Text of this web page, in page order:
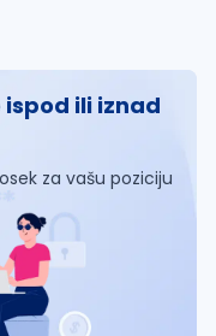
ili iznad
za vašu poziciju